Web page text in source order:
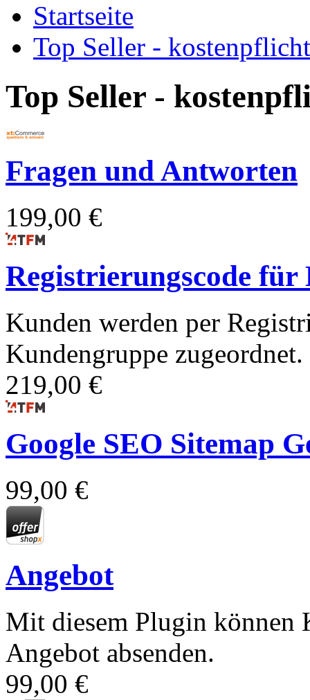
Startseite
Top Seller -
Top Seller -
Fragen und Antworten
199,00 €
Registrierungscode
Kunden werden per
Kundengruppe zugeordnet.
219,00 €
Google SEO Sitemap
99,00 €
Angebot
Mit diesem Plugin können
Angebot absenden.
99,00 €